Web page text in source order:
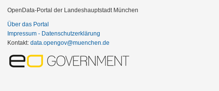
OpenData-Portal der Landeshauptstadt München
Über das Portal
Impressum - Datenschutzerklärung
Kontakt: data.opengov@muenchen.de